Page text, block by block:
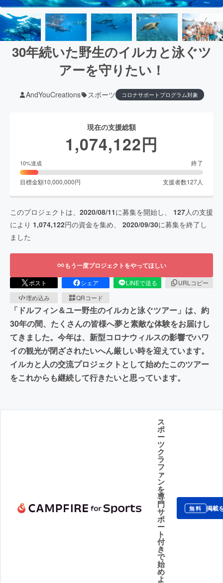
30年続いた野生のイルカと泳ぐツ
アーを守りたい！
AndYouCreations スポーツ コロナサポートプログラム対象
現在の支援総額
1,074,122円
10%達成 終了
目標金額10,000,000円 支援者数127人
このプロジェクトは、 2020/08/11に募集を開始し、 127人の支援
により 1,074,122円の資金を集め、 2020/09/30に募集を終了し
ました
もう一度プロジェクトをやってほしい
ポスト シェア LINEで送る
URLコピー
埋め込み
QRコード
「ドルフィン＆ユー野生のイルカと泳ぐツアー」は、約
30年の間、たくさんの皆様へ夢と素敵な体験をお届けし
てきました。今年は、新型コロナウィルスの影響でハワ
イの観光が閉ざされたいへん厳しい時を迎えています。
イルカと人の交流プロジェクトとして始めたこのツアー
をこれからも継続して行きたいと思っています。
ス
ポ
ー
ツ
ク
ラ
フ
ァ
ン
を
専
門
サ
ポ
ー
ト
付
き
で
始
め
よ
無料 掲載